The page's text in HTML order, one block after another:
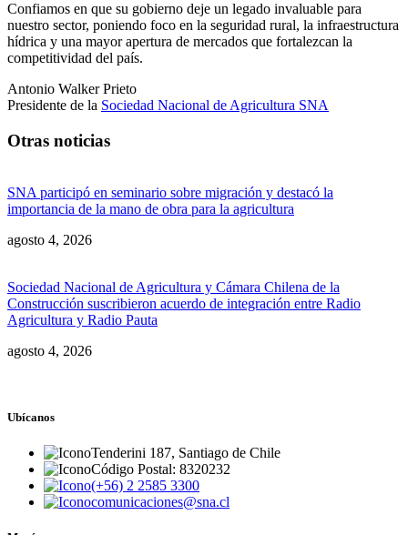
Confiamos en que su gobierno deje un legado invaluable para
nuestro sector, poniendo foco en la seguridad rural, la infraestructura
hídrica y una mayor apertura de mercados que fortalezcan la
competitividad del país.
Antonio Walker Prieto
Presidente de la Sociedad Nacional de Agricultura SNA
Otras noticias
SNA participó en seminario sobre migración y destacó la
importancia de la mano de obra para la agricultura
agosto 4, 2026
Sociedad Nacional de Agricultura y Cámara Chilena de la
Construcción suscribieron acuerdo de integración entre Radio
Agricultura y Radio Pauta
agosto 4, 2026
Ubícanos
Tenderini 187, Santiago de Chile
Código Postal: 8320232
(+56) 2 2585 3300
comunicaciones@sna.cl